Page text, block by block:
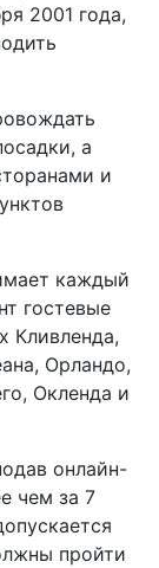
2001 года,
а
и
каждый
гостевые
Кливленда,
Орландо,
Окленда и
онлайн-
чем за 7
пройти